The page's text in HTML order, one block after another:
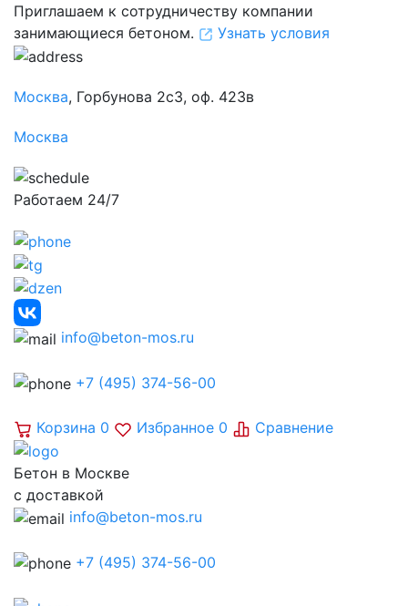
Приглашаем к сотрудничеству компании
занимающиеся бетоном.
Узнать условия
Москва, Горбунова 2с3, оф. 423в
Москва
Работаем 24/7
info@beton-mos.ru
+7 (495) 374-56-00
Корзина 0 Избранное 0 Сравнение
Бетон в Москве
с доставкой
info@beton-mos.ru
+7 (495) 374-56-00